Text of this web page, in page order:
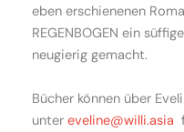
eben erschienenen
REGENBOGEN ein
neugierig gemacht.
Bücher können über
unter eveline@willi.asia